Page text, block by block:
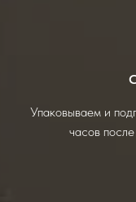
Упаковываем и
часов